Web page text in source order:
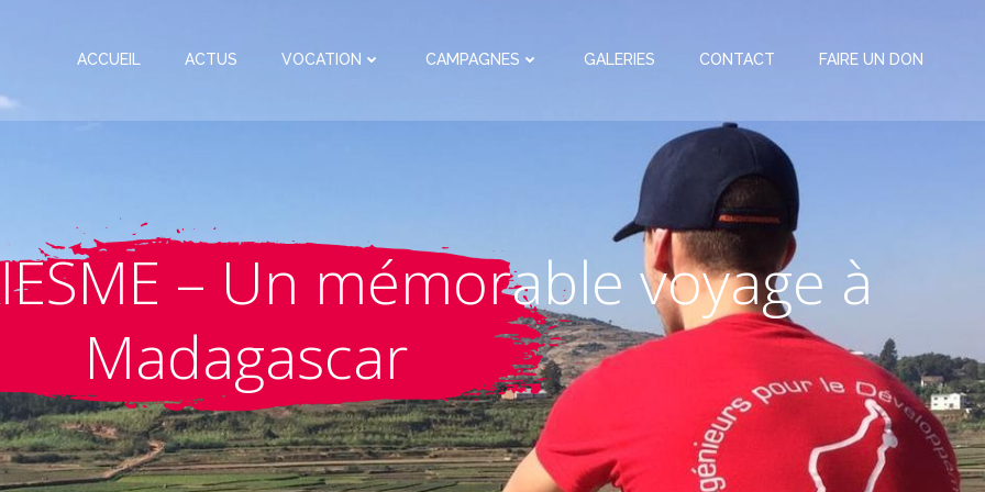
ACCUEIL ACTUS VOCATION CAMPAGNES GALERIES CONTACT FAIRE UN DON
– Un mémorable voyage à
Madagascar